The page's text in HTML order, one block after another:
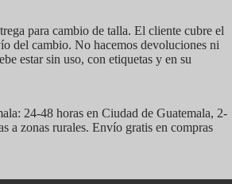
para cambio de talla. El cliente cubre el
del cambio. No hacemos devoluciones ni
estar sin uso, con etiquetas y en su
24-48 horas en Ciudad de Guatemala, 2-
a zonas rurales. Envío gratis en compras